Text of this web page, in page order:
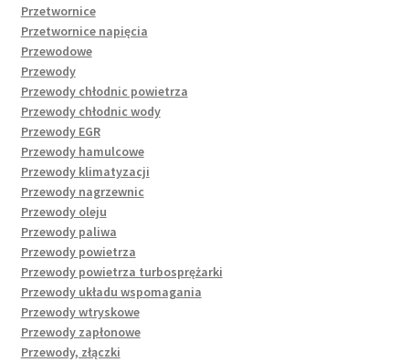
Przetwornice
Przetwornice napięcia
Przewodowe
Przewody
Przewody chłodnic powietrza
Przewody chłodnic wody
Przewody EGR
Przewody hamulcowe
Przewody klimatyzacji
Przewody nagrzewnic
Przewody oleju
Przewody paliwa
Przewody powietrza
Przewody powietrza turbosprężarki
Przewody układu wspomagania
Przewody wtryskowe
Przewody zapłonowe
Przewody, złączki